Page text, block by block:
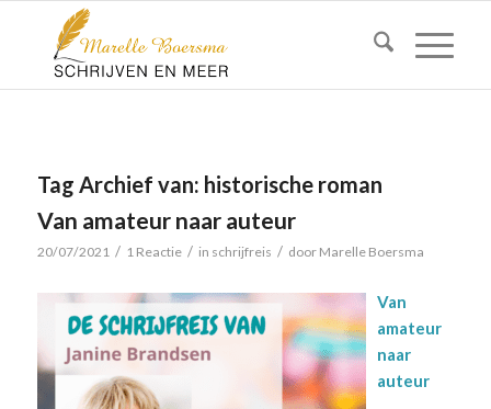
Tag Archief van: historische roman
Van amateur naar auteur
20/07/2021 / 1 Reactie / in schrijfreis / door Marelle Boersma
Van
amateur
naar
auteur